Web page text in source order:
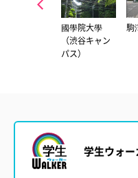
國學院大學
（渋谷キャン
パス）
駒
学生ウォ